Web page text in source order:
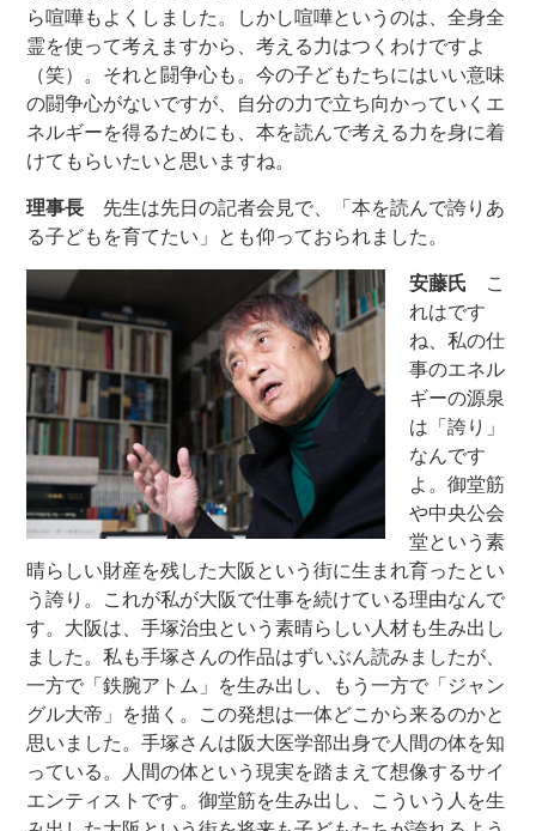
ら喧嘩もよくしました。しかし喧嘩というのは、全身全
霊を使って考えますから、考える力はつくわけですよ
（笑）。それと闘争心も。今の子どもたちにはいい意味
の闘争心がないですが、自分の力で立ち向かっていくエ
ネルギーを得るためにも、本を読んで考える力を身に着
けてもらいたいと思いますね。
理事長 先生は先日の記者会見で、「本を読んで誇りあ
る子どもを育てたい」とも仰っておられました。
安藤氏 こ
れはです
ね、私の仕
事のエネル
ギーの源泉
は「誇り」
なんです
よ。御堂筋
や中央公会
堂という素
晴らしい財産を残した大阪という街に生まれ育ったとい
う誇り。これが私が大阪で仕事を続けている理由なんで
す。大阪は、手塚治虫という素晴らしい人材も生み出し
ました。私も手塚さんの作品はずいぶん読みましたが、
一方で「鉄腕アトム」を生み出し、もう一方で「ジャン
グル大帝」を描く。この発想は一体どこから来るのかと
思いました。手塚さんは阪大医学部出身で人間の体を知
っている。人間の体という現実を踏まえて想像するサイ
エンティストです。御堂筋を生み出し、こういう人を生